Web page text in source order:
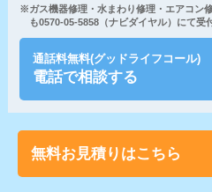
※ガス機器修理・水まわり修理・エアコン
も0570-05-5858（ナビダイヤル）にて受
通話料無料(グッドライフコール)
電話で相談する
無料お見積りはこちら